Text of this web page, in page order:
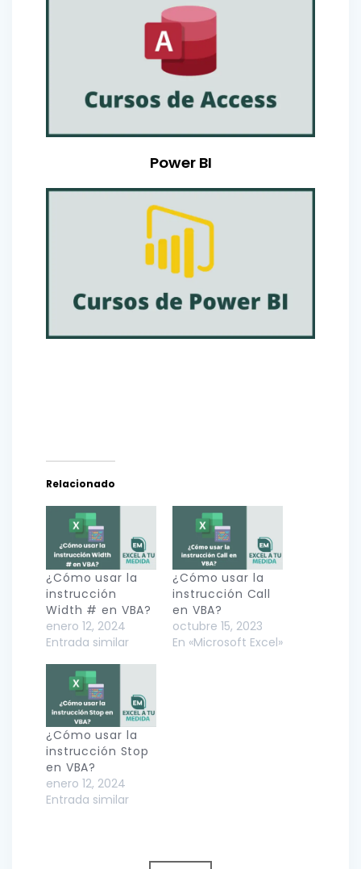
Power BI
Relacionado
¿Cómo usar la
instrucción
Width # en VBA?
enero 12, 2024
Entrada similar
¿Cómo usar la
instrucción Call
en VBA?
octubre 15, 2023
En «Microsoft Excel»
¿Cómo usar la
instrucción Stop
en VBA?
enero 12, 2024
Entrada similar